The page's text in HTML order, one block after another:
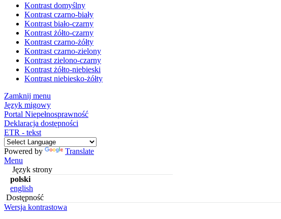
Kontrast domyślny
Kontrast czarno-biały
Kontrast biało-czarny
Kontrast żółto-czarny
Kontrast czarno-żółty
Kontrast czarno-zielony
Kontrast zielono-czarny
Kontrast żółto-niebieski
Kontrast niebiesko-żółty
Zamknij menu
Język migowy
Portal Niepełnosprawność
Deklaracja dostępności
ETR - tekst
Powered by
Translate
Menu
Język strony
polski
english
Dostępność
Wersja kontrastowa